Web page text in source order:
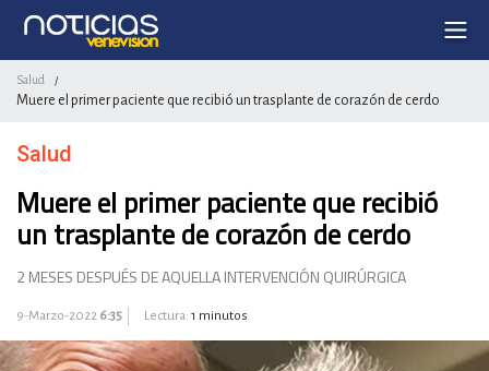
Salud /
Muere el primer paciente que recibió un trasplante de corazón de cerdo
Salud
Muere el primer paciente que recibió
un trasplante de corazón de cerdo
2 MESES DESPUÉS DE AQUELLA INTERVENCIÓN QUIRÚRGICA
9-Marzo-2022 6:35 Lectura: 1 minutos